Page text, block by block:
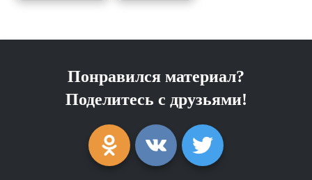
Понравился материал?
Поделитесь с друзьями!